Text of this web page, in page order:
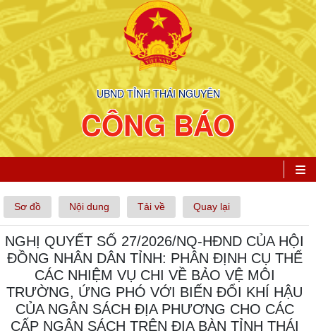
UBND TỈNH THÁI NGUYÊN
CÔNG BÁO
Sơ đồ Nội dung Tải về Quay lại
NGHỊ QUYẾT SỐ 27/2026/NQ-HĐND CỦA HỘI
ĐỒNG NHÂN DÂN TỈNH: PHÂN ĐỊNH CỤ THỂ
CÁC NHIỆM VỤ CHI VỀ BẢO VỆ MÔI
TRƯỜNG, ỨNG PHÓ VỚI BIẾN ĐỔI KHÍ HẬU
CỦA NGÂN SÁCH ĐỊA PHƯƠNG CHO CÁC
CẤP NGÂN SÁCH TRÊN ĐỊA BÀN TỈNH THÁI